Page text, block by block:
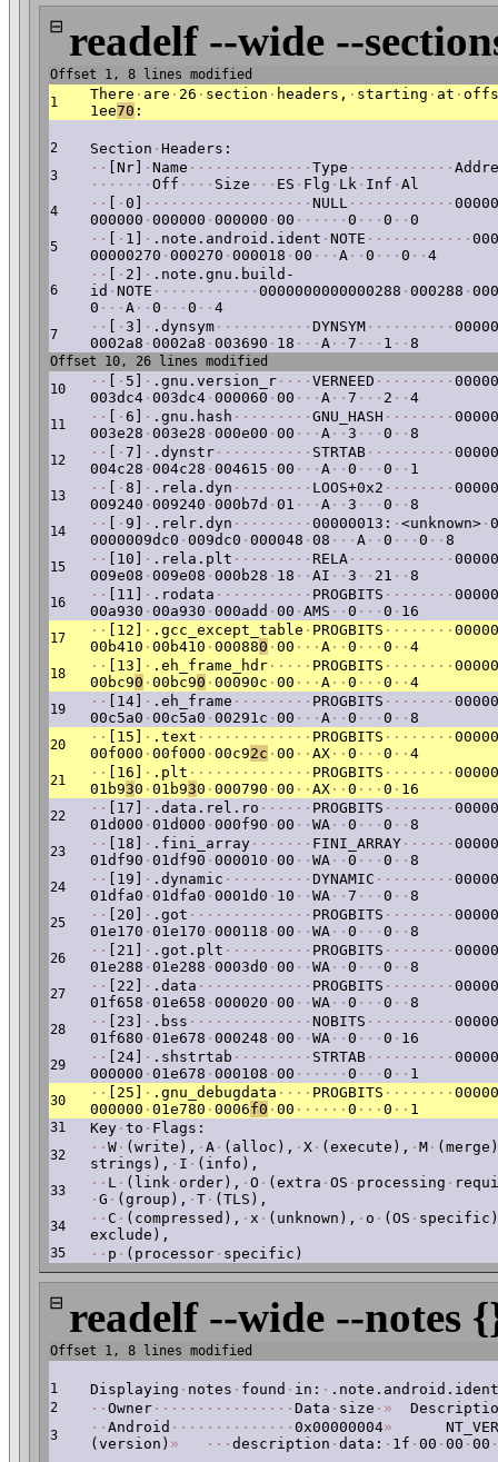
⊟ readelf --wide --
Offset 1, 8 lines modified
1
There · are · 26 · section · headers, · starting · at ·
1ee70 :
2 Section · Headers:
3 · · [Nr] · Name · · · · · · · · · · · · · · Type · · · · · · · · · · · ·
· · · · · · · Off · · · · Size · · · ES · Flg · Lk · Inf · Al
4 · · · 0] · · · · · · · · · · · · · · · · · · · NULL · · · · · · · · · · · ·
000000 · 000000 · 000000 · 00 · · · · · · 0 · · · 0 · · 0
5 · · · 1] · .note.android.ident · NOTE · · · · · · · · · · · ·
00000270 · 000270 · 000018 · 00 · · · A · · 0 · · · 0 · · 4
6
· · · 2] · .note.gnu.build-
id · NOTE · · · · · · · · · · · · 0000000000000288 · 000288 ·
0 · · · A · · 0 · · · 0 · · 4
7 · · · 3] · .dynsym · · · · · · · · · · · DYNSYM · · · · · · · · · ·
0002a8 · 0002a8 · 003690 · 18 · · · A · · 7 · · · 1 · · 8
Offset 10, 26 lines modified
10
· · · 5] · .gnu.version_r · · · · VERNEED · · · · · · · · ·
003dc4 · 003dc4 · 000060 · 00 · · · A · · 7 · · · 2 · · 4
11 · · · 6] · .gnu.hash · · · · · · · · · GNU_HASH · · · · · · · ·
003e28 · 003e28 · 000e00 · 00 · · · A · · 3 · · · 0 · · 8
12 · · · 7] · .dynstr · · · · · · · · · · · STRTAB · · · · · · · · · ·
004c28 · 004c28 · 004615 · 00 · · · A · · 0 · · · 0 · · 1
13 · · · 8] · .rela.dyn · · · · · · · · · LOOS+0x2 · · · · · · · ·
009240 · 009240 · 000b7d · 01 · · · A · · 3 · · · 0 · · 8
14 · · · 9] · .relr.dyn · · · · · · · · · 00000013: · <unknown> ·
0000009dc0 · 009dc0 · 000048 · 08 · · · A · · 0 · · · 0 · · 8
15 · · [10] · .rela.plt · · · · · · · · · RELA · · · · · · · · · · · ·
009e08 · 009e08 · 000b28 · 18 · · AI · · 3 · · 21 · · 8
16 · · [11] · .rodata · · · · · · · · · · · PROGBITS · · · · · · · ·
00a930 · 00a930 · 000add · 00 · AMS · · 0 · · · 0 · 16
17 · · [12] · .gcc_except_table · PROGBITS · · · · · · · ·
00b410 · 00b410 · 000880 · 00 · · · A · · 0 · · · 0 · · 4
18 · · [13] · .eh_frame_hdr · · · · · PROGBITS · · · · · · · ·
00bc90 · 00bc90 · 00090c · 00 · · · A · · 0 · · · 0 · · 4
19 · · [14] · .eh_frame · · · · · · · · · PROGBITS · · · · · · · ·
00c5a0 · 00c5a0 · 00291c · 00 · · · A · · 0 · · · 0 · · 8
20 · · [15] · .text · · · · · · · · · · · · · PROGBITS · · · · · · · ·
00f000 · 00f000 · 00c92c · 00 · · AX · · 0 · · · 0 · · 4
21 · · [16] · .plt · · · · · · · · · · · · · · PROGBITS · · · · · · · ·
01b930 · 01b930 · 000790 · 00 · · AX · · 0 · · · 0 · 16
22 · · [17] · .data.rel.ro · · · · · · PROGBITS · · · · · · · ·
01d000 · 01d000 · 000f90 · 00 · · WA · · 0 · · · 0 · · 8
23 · · [18] · .fini_array · · · · · · · FINI_ARRAY · · · · · ·
01df90 · 01df90 · 000010 · 00 · · WA · · 0 · · · 0 · · 8
24 · · [19] · .dynamic · · · · · · · · · · DYNAMIC · · · · · · · · ·
01dfa0 · 01dfa0 · 0001d0 · 10 · · WA · · 7 · · · 0 · · 8
25 · · [20] · .got · · · · · · · · · · · · · · PROGBITS · · · · · · · ·
01e170 · 01e170 · 000118 · 00 · · WA · · 0 · · · 0 · · 8
26 · · [21] · .got.plt · · · · · · · · · · PROGBITS · · · · · · · ·
01e288 · 01e288 · 0003d0 · 00 · · WA · · 0 · · · 0 · · 8
27 · · [22] · .data · · · · · · · · · · · · · PROGBITS · · · · · · · ·
01f658 · 01e658 · 000020 · 00 · · WA · · 0 · · · 0 · · 8
28 · · [23] · .bss · · · · · · · · · · · · · · NOBITS · · · · · · · · · ·
01f680 · 01e678 · 000248 · 00 · · WA · · 0 · · · 0 · 16
29 · · [24] · .shstrtab · · · · · · · · · STRTAB · · · · · · · · · ·
000000 · 01e678 · 000108 · 00 · · · · · · 0 · · · 0 · · 1
30 · · [25] · .gnu_debugdata · · · · PROGBITS · · · · · · · ·
000000 · 01e780 · 0006f0 · 00 · · · · · · 0 · · · 0 · · 1
31 Key · to · Flags:
32 · · W · (write), · A · (alloc), · X · (execute), · M ·
strings), · I · (info),
33 · · L · (link · order), · O · (extra · OS · processing ·
· G · (group), · T · (TLS),
34 · · C · (compressed), · x · (unknown), · o · (OS ·
exclude),
35 · · p · (processor · specific)
⊟ readelf --wide --notes
Offset 1, 8 lines modified
1 Displaying · notes · found · in: · .note.android.ident
2 · · Owner · · · · · · · · · · · · · · · · Data · size · »
3 · · Android · · · · · · · · · · · · · · 0x00000004»
(version) » · · · description · data: · 1f · 00 · 00 · 00 ·